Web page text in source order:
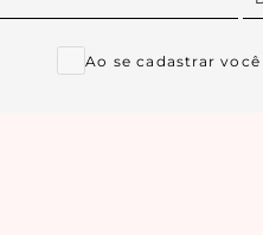
Ao se cadastrar